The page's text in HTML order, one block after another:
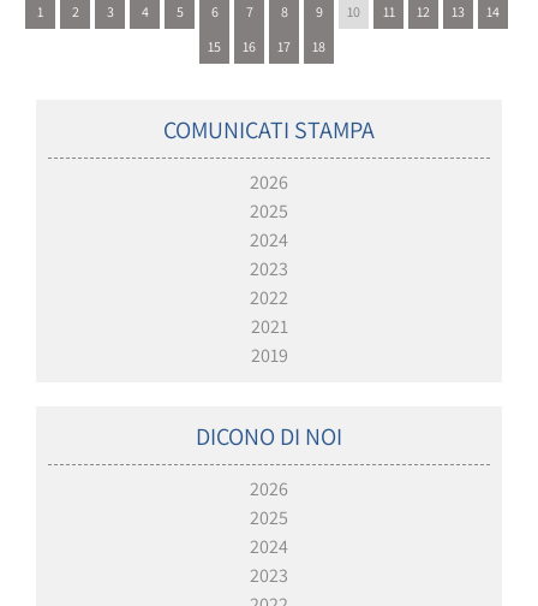
1 2 3 4 5 6 7 8 9 10 11 12 13
14
15
16 17 18
COMUNICATI STAMPA
2026
2025
2024
2023
2022
2021
2019
DICONO DI NOI
2026
2025
2024
2023